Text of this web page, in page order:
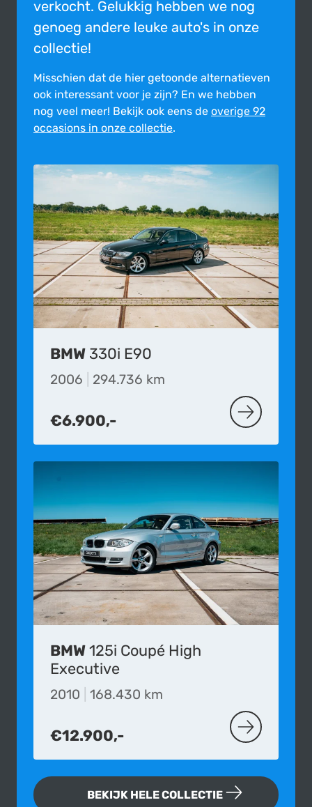
verkocht. Gelukkig hebben we nog
genoeg andere leuke auto's in onze
collectie!
Misschien dat de hier getoonde alter­na­tie­ven
ook inte­res­sant voor je zijn? En we hebben
nog veel meer! Bekijk ook eens de overige 92
occasions in onze collectie.
BMW 330i E90
2006 294.736 km
€6.900,- MEER OVER
BMW 125i Coupé High
Executive
2010 168.430 km
€12.900,- MEER OVER
BEKIJK HELE COLLECTIE